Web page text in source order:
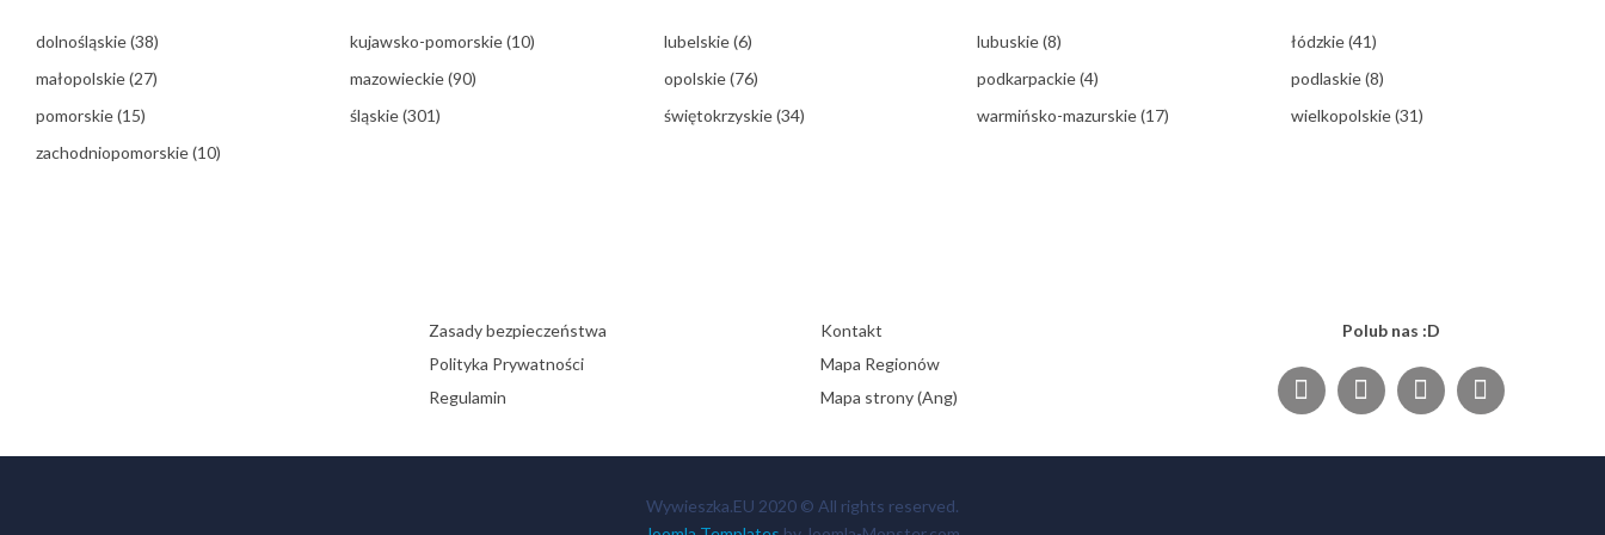
dolnośląskie(38) kujawsko-pomorskie(10) lubelskie(6) lubuskie(8) łódzkie(41)
małopolskie(27) mazowieckie(90) opolskie(76) podkarpackie(4) podlaskie(8)
pomorskie(15) śląskie(301) świętokrzyskie(34) warmińsko-mazurskie(17) wielkopolskie(31)
zachodniopomorskie(10)
Zasady bezpieczeństwa
Polityka Prywatności
Regulamin
Kontakt
Mapa Regionów
Mapa strony (Ang)
Polub nas :D
Wywieszka.EU 2020 © All rights reserved.